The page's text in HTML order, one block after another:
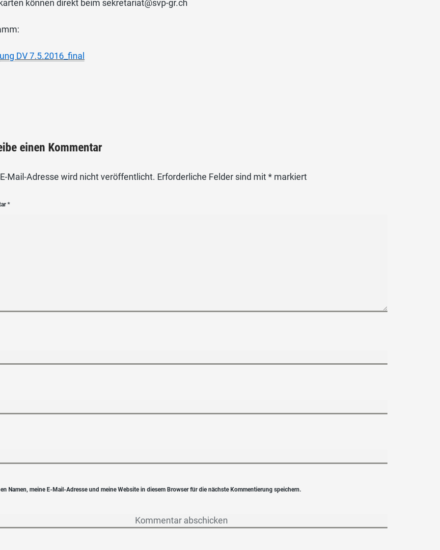
können direkt beim sekretariat@svp-gr.ch
DV 7.5.2016_final
einen Kommentar
Mail-Adresse wird nicht veröffentlicht. Erforderliche Felder sind mit* markiert
*
Namen, meine E-Mail-Adresse und meine Website in diesem Browser für die nächste Kommentierung speichern.